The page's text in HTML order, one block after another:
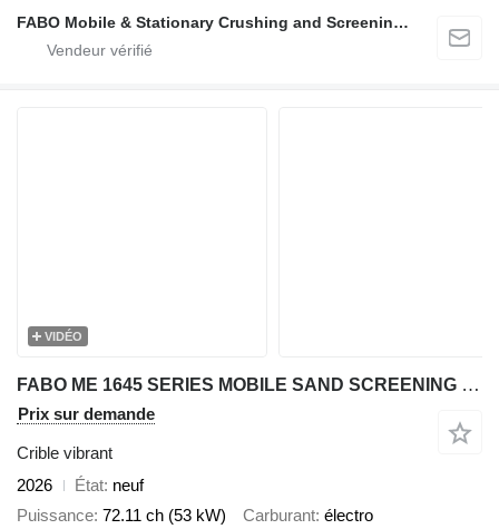
FABO Mobile & Stationary Crushing and Screening Plants | Concrete Batching Plants Manufacturer
VIDÉO
FABO ME 1645 SERIES MOBILE SAND SCREENING PLANT
Prix sur demande
Crible vibrant
2026
État neuf
Puissance 72.11 ch (53 kW) Carburant électro